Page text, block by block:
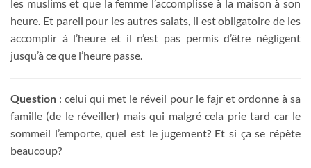
les muslims et que la femme l’accomplisse à la maison à son
heure. Et pareil pour les autres salats, il est obligatoire de les
accomplir à l’heure et il n’est pas permis d’être négligent
jusqu’à ce que l’heure passe.
Question : celui qui met le réveil pour le fajr et ordonne à sa
famille (de le réveiller) mais qui malgré cela prie tard car le
sommeil l’emporte, quel est le jugement? Et si ça se répète
beaucoup?